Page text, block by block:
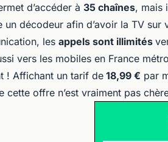
d’accéder à 35 chaînes, mais
un décodeur afin d’avoir la TV
les appels sont illimités
vers les mobiles en France
! Affichant un tarif de 18,99 € par
cette offre n’est vraiment pas